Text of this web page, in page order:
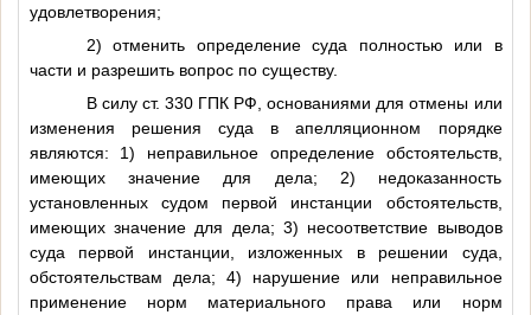
удовлетворения;
2) отменить определение суда полностью или в
части и разрешить вопрос по существу.
В силу ст. 330 ГПК РФ, основаниями для отмены или
изменения решения суда в апелляционном порядке
являются: 1) неправильное определение обстоятельств,
имеющих значение для дела; 2) недоказанность
установленных судом первой инстанции обстоятельств,
имеющих значение для дела; 3) несоответствие выводов
суда первой инстанции, изложенных в решении суда,
обстоятельствам дела; 4) нарушение или неправильное
применение норм материального права или норм